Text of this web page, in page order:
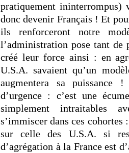
pratiquement ininterrompus)
donc devenir Français ! Et
ils renforceront notre
l’administration pose tant de
créé leur force ainsi : en
U.S.A. savaient qu’un
augmentera sa puissance
d’urgence : c’est une
simplement intraitables
s’immiscer dans ces
sur celle des U.S.A. si
d’agrégation à la France est